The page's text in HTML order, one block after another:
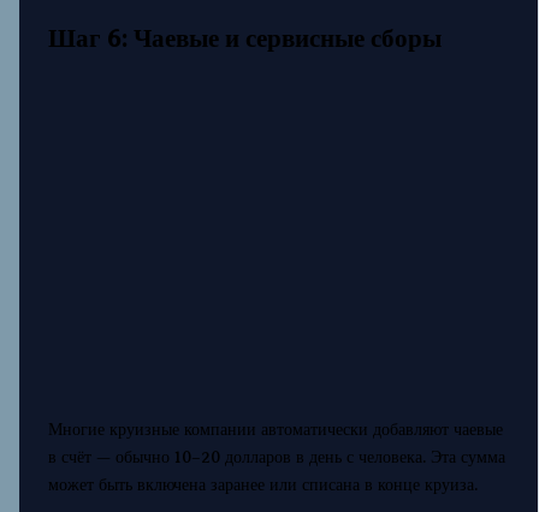
Шаг 6: Чаевые и сервисные сборы
Многие круизные компании автоматически добавляют чаевые
в счёт — обычно 10–20 долларов в день с человека. Эта сумма
может быть включена заранее или списана в конце круиза.